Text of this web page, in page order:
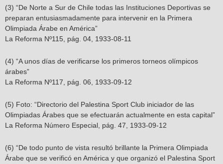
(3) “De Norte a Sur de Chile todas las Instituciones Deportivas se
preparan entusiasmadamente para intervenir en la Primera
Olimpiada Árabe en América”
La Reforma Nº115, pág. 04, 1933-08-11
(4) “A unos días de verificarse los primeros torneos olímpicos
árabes”
La Reforma Nº117, pág. 06, 1933-09-12
(5) Foto: “Directorio del Palestina Sport Club iniciador de las
Olimpiadas Árabes que se efectuarán actualmente en esta capital”
La Reforma Número Especial, pág. 47, 1933-09-12
(6) “De todo punto de vista resultó brillante la Primera Olimpiada
Árabe que se verificó en América y que organizó el Palestina Sport